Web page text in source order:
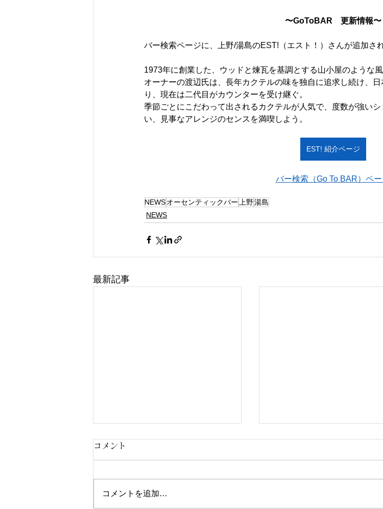
〜GoToBAR　更新情報〜
バー検索ページに、上野/湯島のEST!（エスト！）さんが追加さ
1973年に創業した、ウッドと煉瓦を基調とする山小屋のような風
オーナーの渡辺氏は、長年カクテルの味を独自に追求し続け、
り、現在は二代目がカウンターを受け継ぐ。
季節ごとにこだわって出されるカクテルが人気で、度数が強い
い、見事なアレンジのセンスを満喫しよう。
EST! 紹介ページ
バー検索（Go To BAR）ペー
NEWSオーセンティックバー 上野湯島
NEWS
最新記事
コメント
コメントを追加…